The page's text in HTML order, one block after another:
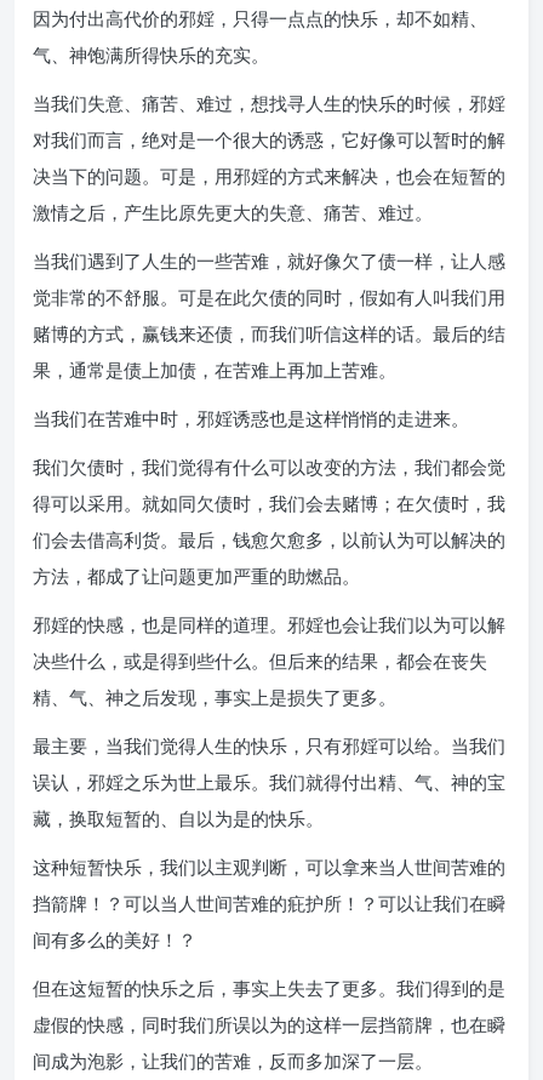
因为付出高代价的邪婬，只得一点点的快乐，却不如精、
气、神饱满所得快乐的充实。
当我们失意、痛苦、难过，想找寻人生的快乐的时候，邪婬
对我们而言，绝对是一个很大的诱惑，它好像可以暂时的解
决当下的问题。可是，用邪婬的方式来解决，也会在短暂的
激情之后，产生比原先更大的失意、痛苦、难过。
当我们遇到了人生的一些苦难，就好像欠了债一样，让人感
觉非常的不舒服。可是在此欠债的同时，假如有人叫我们用
赌博的方式，赢钱来还债，而我们听信这样的话。最后的结
果，通常是债上加债，在苦难上再加上苦难。
当我们在苦难中时，邪婬诱惑也是这样悄悄的走进来。
我们欠债时，我们觉得有什么可以改变的方法，我们都会觉
得可以采用。就如同欠债时，我们会去赌博；在欠债时，我
们会去借高利货。最后，钱愈欠愈多，以前认为可以解决的
方法，都成了让问题更加严重的助燃品。
邪婬的快感，也是同样的道理。邪婬也会让我们以为可以解
决些什么，或是得到些什么。但后来的结果，都会在丧失
精、气、神之后发现，事实上是损失了更多。
最主要，当我们觉得人生的快乐，只有邪婬可以给。当我们
误认，邪婬之乐为世上最乐。我们就得付出精、气、神的宝
藏，换取短暂的、自以为是的快乐。
这种短暂快乐，我们以主观判断，可以拿来当人世间苦难的
挡箭牌！？可以当人世间苦难的疪护所！？可以让我们在瞬
间有多么的美好！？
但在这短暂的快乐之后，事实上失去了更多。我们得到的是
虚假的快感，同时我们所误以为的这样一层挡箭牌，也在瞬
间成为泡影，让我们的苦难，反而多加深了一层。